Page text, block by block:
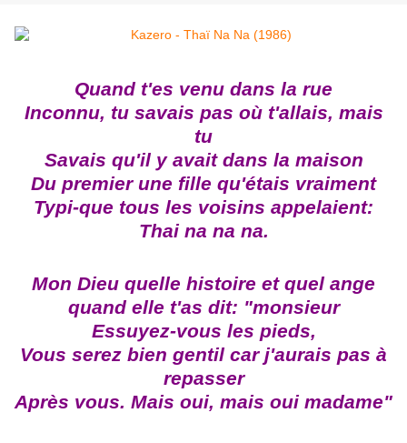
Quand t'es venu dans la rue
Inconnu, tu savais pas où t'allais, mais
tu
Savais qu'il y avait dans la maison
Du premier une fille qu'étais vraiment
Typi-que tous les voisins appelaient:
Thai na na na.
Mon Dieu quelle histoire et quel ange
quand elle t'as dit: "monsieur
Essuyez-vous les pieds,
Vous serez bien gentil car j'aurais pas à
repasser
Après vous. Mais oui, mais oui madame"